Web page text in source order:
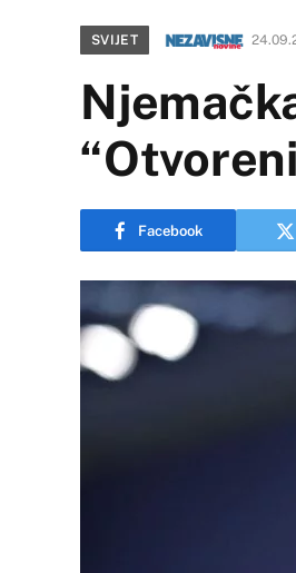
SVIJET
Facebook